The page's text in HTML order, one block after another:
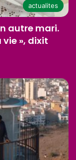
actualites
autre mari.
», dixit